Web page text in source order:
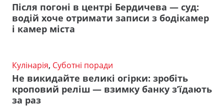
Після погоні в центрі Бердичева — суд:
водій хоче отримати записи з бодікамер
і камер міста
Кулінарія, Суботні поради
Не викидайте великі огірки: зробіть
кроповий реліш — взимку банку з’їдають
за раз